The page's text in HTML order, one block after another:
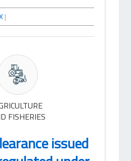
|
FISHERIES
issued